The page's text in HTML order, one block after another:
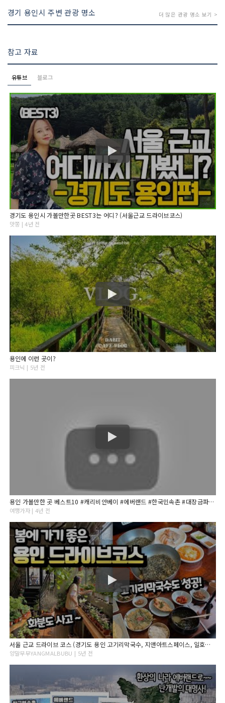
경기 용인시 주변 관광 명소 더 많은 관광 명소 보기 >
참고 자료
유튜브 블로그
경기도 용인시 가볼만한곳 BEST3는 어디? (서울근교 드라이브코스)
맛쫑 | 4년 전
용인에 이런 곳이?
피크닉 | 5년 전
용인 가볼만한 곳 베스트10 #캐리비안베이 #에버랜드 #한국민속촌 #대장금파크 #백남준아트센터
여행가자 | 4년 전
서울 근교 드라이브 코스 (경기도 용인 고기리막국수, 지앤아트스페이스, 일호점미역)
양말부부YANGMALBUBU | 5년 전